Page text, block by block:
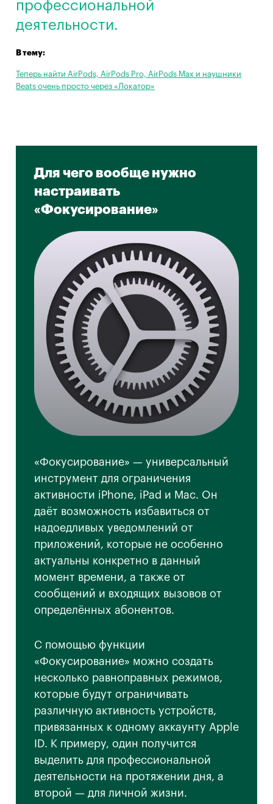
профессиональной
деятельности.
В тему:
Теперь найти AirPods, AirPods Pro, AirPods Max и наушники
Beats очень просто через «Локатор»
Для чего вообще нужно
настраивать
«Фокусирование»
«Фокусирование» — универсальный
инструмент для ограничения
активности iPhone, iPad и Mac. Он
даёт возможность избавиться от
надоедливых уведомлений от
приложений, которые не особенно
актуальны конкретно в данный
момент времени, а также от
сообщений и входящих вызовов от
определённых абонентов.
С помощью функции
«Фокусирование» можно создать
несколько равноправных режимов,
которые будут ограничивать
различную активность устройств,
привязанных к одному аккаунту Apple
ID. К примеру, один получится
выделить для профессиональной
деятельности на протяжении дня, а
второй — для личной жизни.